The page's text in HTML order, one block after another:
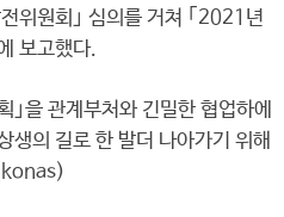
위원회｣ 심의를 거쳐 ｢2021년
보고했다.
을 관계부처와 긴밀한 협업하에
생의 길로 한 발더 나아가기 위해